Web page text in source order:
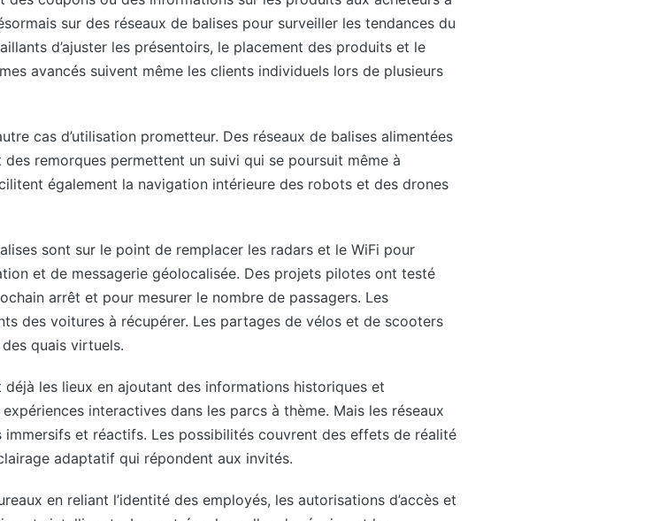
sur des réseaux de balises pour surveiller les tendances du
d’ajuster les présentoirs, le placement des produits et le
avancés suivent même les clients individuels lors de plusieurs
cas d’utilisation prometteur. Des réseaux de balises alimentées
remorques permettent un suivi qui se poursuit même à
également la navigation intérieure des robots et des drones
sont sur le point de remplacer les radars et le WiFi pour
et de messagerie géolocalisée. Des projets pilotes ont testé
arrêt et pour mesurer le nombre de passagers. Les
des voitures à récupérer. Les partages de vélos et de scooters
quais virtuels.
les lieux en ajoutant des informations historiques et
interactives dans les parcs à thème. Mais les réseaux
et réactifs. Les possibilités couvrent des effets de réalité
adaptatif qui répondent aux invités.
en reliant l’identité des employés, les autorisations d’accès et